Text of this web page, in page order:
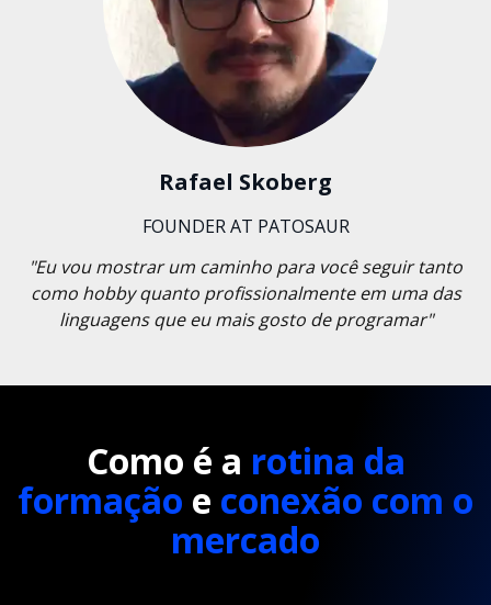
Rafael Skoberg
FOUNDER AT PATOSAUR
"Eu vou mostrar um caminho para você seguir tanto
como hobby quanto profissionalmente em uma das
linguagens que eu mais gosto de programar"
Como é a rotina da
formação e conexão com o
mercado